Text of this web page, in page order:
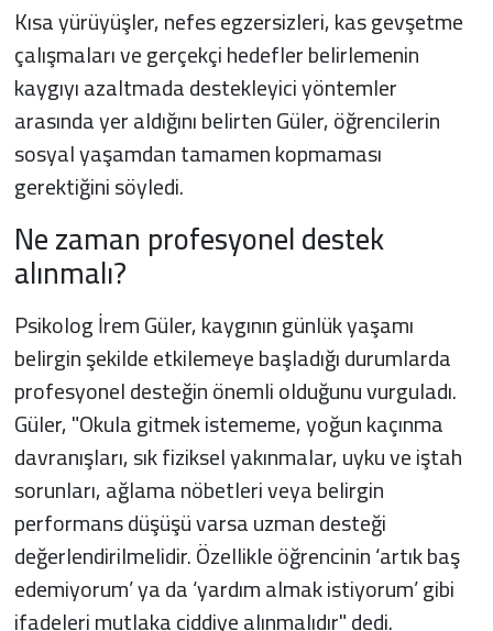
Kısa yürüyüşler, nefes egzersizleri, kas gevşetme
çalışmaları ve gerçekçi hedefler belirlemenin
kaygıyı azaltmada destekleyici yöntemler
arasında yer aldığını belirten Güler, öğrencilerin
sosyal yaşamdan tamamen kopmaması
gerektiğini söyledi.
Ne zaman profesyonel destek
alınmalı?
Psikolog İrem Güler, kaygının günlük yaşamı
belirgin şekilde etkilemeye başladığı durumlarda
profesyonel desteğin önemli olduğunu vurguladı.
Güler, "Okula gitmek istememe, yoğun kaçınma
davranışları, sık fiziksel yakınmalar, uyku ve iştah
sorunları, ağlama nöbetleri veya belirgin
performans düşüşü varsa uzman desteği
değerlendirilmelidir. Özellikle öğrencinin ‘artık baş
edemiyorum’ ya da ‘yardım almak istiyorum’ gibi
ifadeleri mutlaka ciddiye alınmalıdır" dedi.